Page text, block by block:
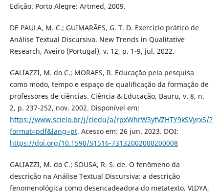
Edição. Porto Alegre: Artmed, 2009.
DE PAULA, M. C.; GUIMARÃES, G. T. D. Exercício prático de
Análise Textual Discursiva. New Trends in Qualitative
Research, Aveiro (Portugal), v. 12, p. 1-9, jul. 2022.
GALIAZZI, M. do C.; MORAES, R. Educação pela pesquisa
como modo, tempo e espaço de qualificação da formação de
professores de ciências. Ciência & Educação, Bauru, v. 8, n.
2, p. 237-252, nov. 2002. Disponível em:
https://www.scielo.br/j/ciedu/a/rpxWhrW3yfVZHTY9kSVyrxS/?
format=pdf&lang=pt. Acesso em: 26 jun. 2023. DOI:
https://doi.org/10.1590/S1516-73132002000200008
GALIAZZI, M. do C.; SOUSA, R. S. de. O fenômeno da
descrição na Análise Textual Discursiva: a descrição
fenomenológica como desencadeadora do metatexto. VIDYA,